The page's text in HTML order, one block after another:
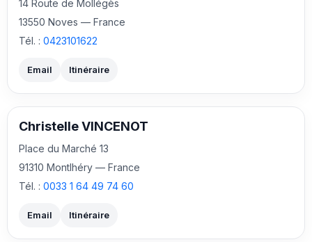
14 Route de Mollégès
13550 Noves — France
Tél. : 0423101622
Email Itinéraire
Christelle VINCENOT
Place du Marché 13
91310 Montlhéry — France
Tél. : 0033 1 64 49 74 60
Email Itinéraire